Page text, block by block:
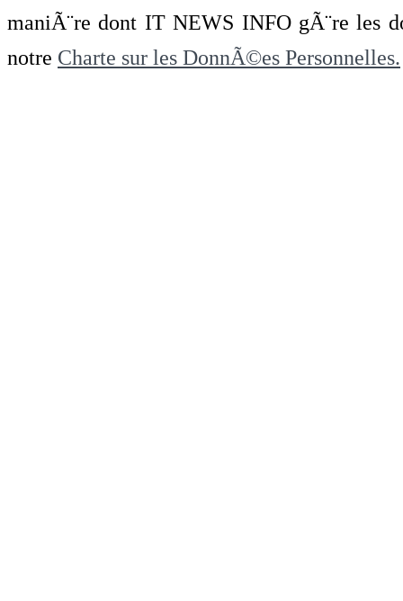
maniÃ¨re dont IT NEWS INFO gÃ¨re les
notre Charte sur les DonnÃ©es Personnelles.